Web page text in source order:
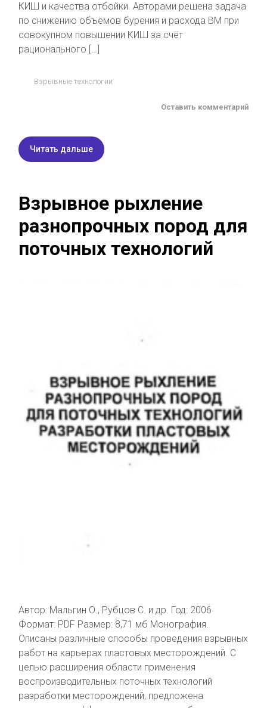
КИШ и качества отбойки. Авторами решена задача
по снижению объёмов бурения и расхода ВМ при
совокупном повышении КИШ за счёт
рационального […]
Взрывные технологии
Оставить комментарий
Читать дальше
Взрывное рыхление
разнопрочных пород для
поточных технологий
Автор: Мальгин О., Рубцов С. и др. Год: 2006
Формат: PDF Размер: 8,71 мб Монография.
Описаны различные способы проведения взрывных
работ на карьерах пластовых месторождений. С
целью расширения области применения
воспроизводительных поточных технологий
разработки месторождений, предложена